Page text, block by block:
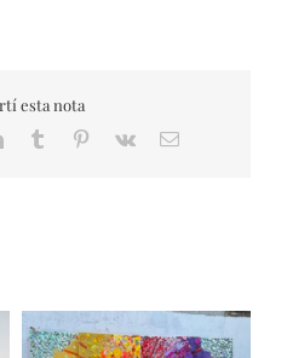
esta nota
LinkedInTumblr Pinterest
Vk Email